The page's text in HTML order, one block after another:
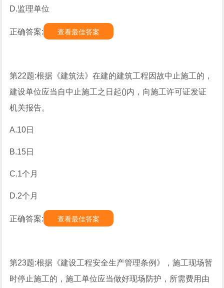
D.监理单位
正确答案: 查看最佳答案
第22题:根据《建筑法》在建的建筑工程因故中止施工的，
建设单位应当自中止施工之日起()内，向施工许可证发证
机关报告。
A.10日
B.15日
C.1个月
D.2个月
正确答案: 查看最佳答案
第23题:根据《建设工程安全生产管理条例》，施工现场暂
时停止施工的，施工单位应当做好现场防护，所需费用由